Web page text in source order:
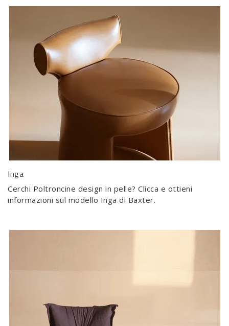
Inga
Cerchi Poltroncine design in pelle? Clicca e ottieni
informazioni sul modello Inga di Baxter.